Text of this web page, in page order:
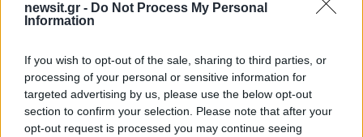
newsit.gr - Do Not Process My Personal
Information
If you wish to opt-out of the sale, sharing to third parties, or
processing of your personal or sensitive information for
targeted advertising by us, please use the below opt-out
section to confirm your selection. Please note that after your
opt-out request is processed you may continue seeing